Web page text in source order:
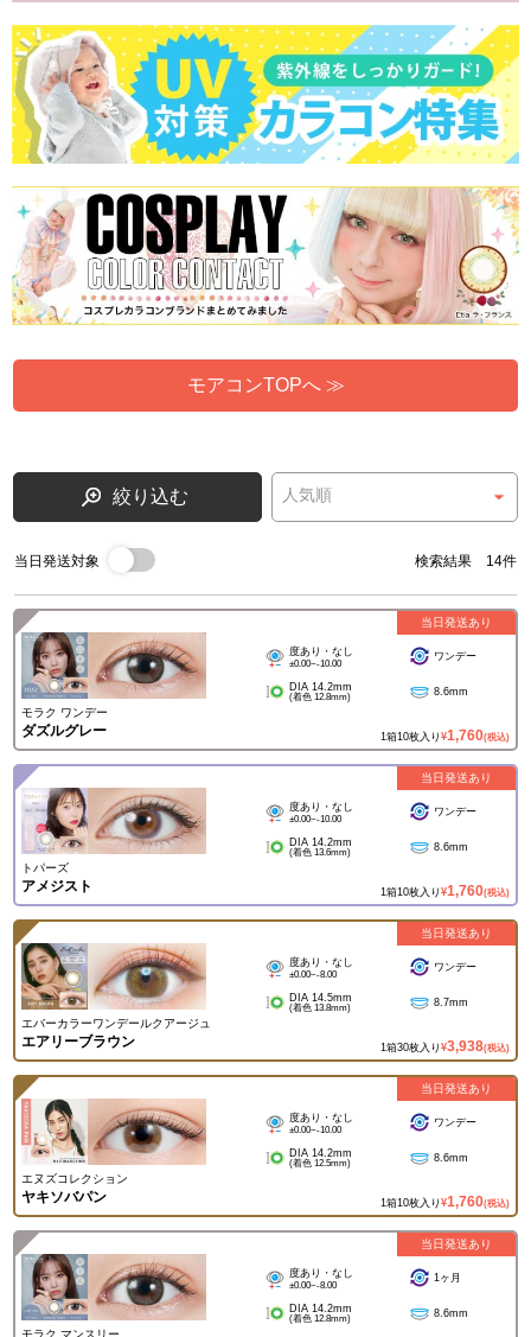
モアコンTOPへ ≫
絞り込む
当日発送対象 検索結果 14件
モラク ワンデー
ダズルグレー
度あり・なし
±0.00~-10.00
ワンデー
DIA 14.2mm
(着色 12.8mm) 8.6mm
1箱10枚入り ¥1,760(税込)
当日発送あり
トパーズ
アメジスト
度あり・なし
±0.00~-10.00
ワンデー
DIA 14.2mm
(着色 13.6mm) 8.6mm
1箱10枚入り ¥1,760(税込)
当日発送あり
エバーカラーワンデールクアージュ
エアリーブラウン
度あり・なし
±0.00~-8.00
ワンデー
DIA 14.5mm
(着色 13.8mm) 8.7mm
1箱30枚入り ¥3,938(税込)
当日発送あり
エヌズコレクション
ヤキソバパン
度あり・なし
±0.00~-10.00
ワンデー
DIA 14.2mm
(着色 12.5mm) 8.6mm
1箱10枚入り ¥1,760(税込)
当日発送あり
モラク マンスリー
度あり・なし
±0.00~-8.00
1ヶ月
DIA 14.2mm
(着色 12.8mm) 8.6mm
当日発送あり